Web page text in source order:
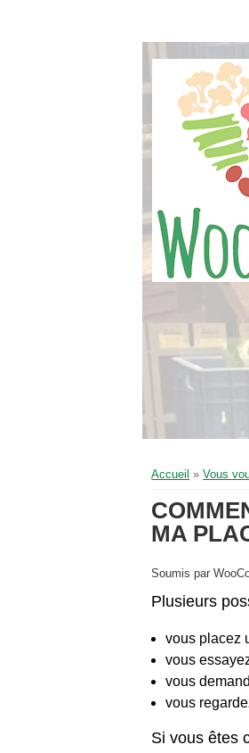
Vous êtes ici
Accueil »Vous
MA
Soumis par
Plusieurs
vous placez
vous
vous
vous
Si vous êtes